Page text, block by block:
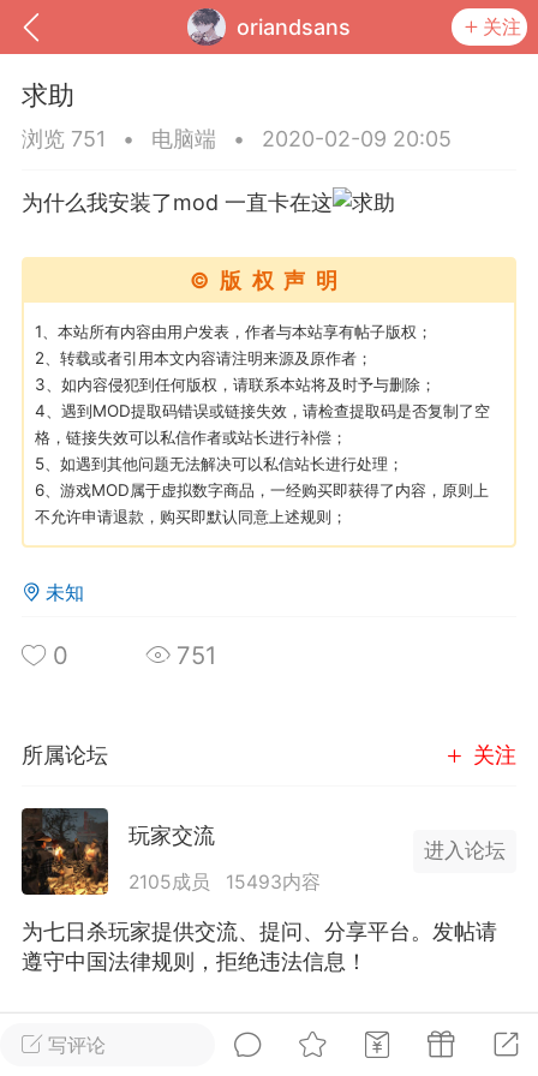
oriandsans 关注
我的钱包 道具 排行榜
MOD下载 攻略教程 联机招募
大人
作弊模组的发布规范近期收到一些信息
环境，中文网特此发布以下声明，规范
模组的发布行为：1. *...
汉
72 2.21w
大人
Lv.8
写评论
求助
浏览 751 • 电脑端 • 2020-02-09 20:05
为什么我安装了mod 一直卡在这
©版权声明
1、本站所有内容由用户发表，作者与本站享有帖子版权；
2、转载或者引用本文内容请注明来源及原作者；
3、如内容侵犯到任何版权，请联系本站将及时予与删除；
4、遇到MOD提取码错误或链接失效，请检查提取码是否复制了空
格，链接失效可以私信作者或站长进行补偿；
5、如遇到其他问题无法解决可以私信站长进行处理；
6、游戏MOD属于虚拟数字商品，一经购买即获得了内容，原则上
不允许申请退款，购买即默认同意上述规则；
未知
0 751
所属论坛 关注
玩家交流
2105成员 15493内容
进入论坛
为七日杀玩家提供交流、提问、分享平台。发帖请
遵守中国法律规则，拒绝违法信息！
全部 0 正序